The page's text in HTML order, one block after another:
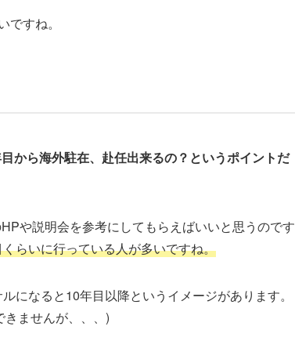
ですね。
から海外駐在、赴任出来るの？というポイントだ
や説明会を参考にしてもらえばいいと思うのです
らいに行っている人が多いですね。
になると10年目以降というイメージがあります。
ませんが、、、)